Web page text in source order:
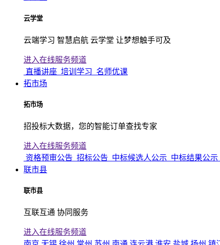
云学堂
云端学习 智慧启航 云学堂 让梦想触手可及
进入在线服务频道
直播讲座 培训学习 名师优课
拓市场
拓市场
招投标大数据，您的智能订单查找专家
进入在线服务频道
资格预审公告 招标公告 中标候选人公示 中标结果公示
联市县
联市县
互联互通 协同服务
进入在线服务频道